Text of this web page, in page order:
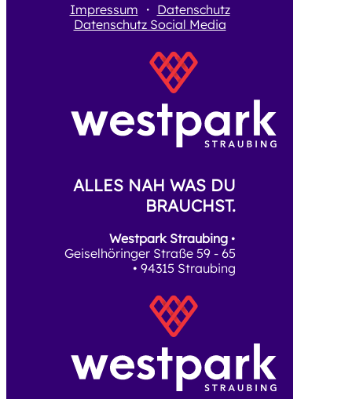
Impressum ・ Datenschutz
Datenschutz Social Media
ALLES NAH WAS DU
BRAUCHST.
Westpark Straubing •
Geiselhöringer Straße 59 - 65
• 94315 Straubing